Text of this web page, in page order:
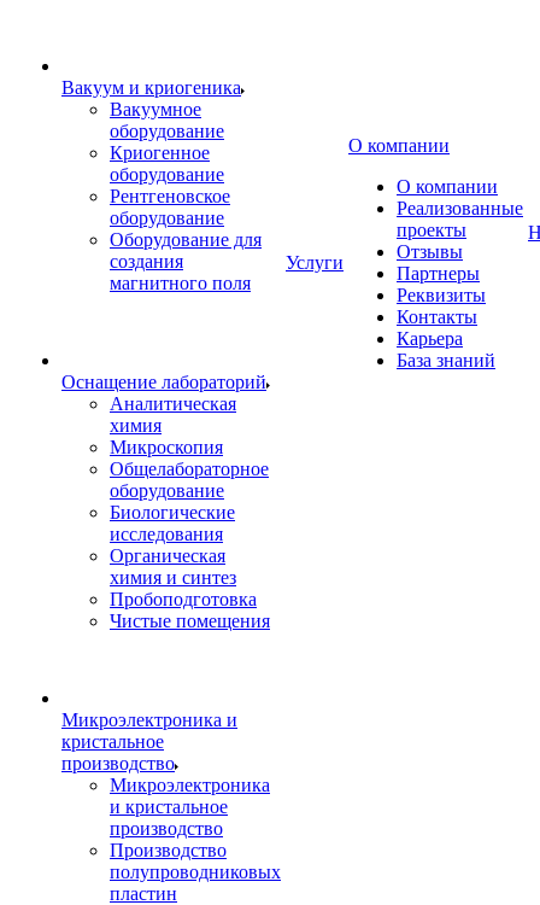
Вакуум и криогеника
Вакуумное
оборудование
Криогенное
оборудование
Рентгеновское
оборудование
Оборудование для
создания
магнитного поля
Оснащение лабораторий
Аналитическая
химия
Микроскопия
Общелабораторное
оборудование
Биологические
исследования
Органическая
химия и синтез
Пробоподготовка
Чистые помещения
Микроэлектроника и
кристальное
производство
Микроэлектроника
и кристальное
производство
Производство
полупроводниковых
пластин
Услуги
О компании
О компании
Реализованные
проекты
Отзывы
Партнеры
Реквизиты
Контакты
Карьера
База знаний